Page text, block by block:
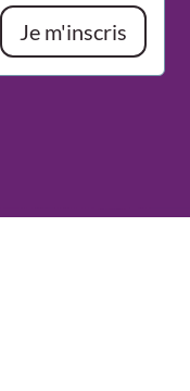
Je m'inscris